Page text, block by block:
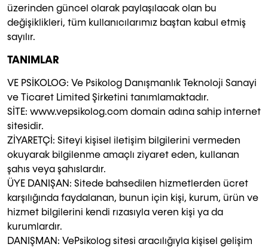
üzerinden güncel olarak paylaşılacak olan bu
değişiklikleri, tüm kullanıcılarımız baştan kabul etmiş
sayılır.
TANIMLAR
VE PSİKOLOG: Ve Psikolog Danışmanlık Teknoloji Sanayi
ve Ticaret Limited Şirketini tanımlamaktadır.
SİTE: www.vepsikolog.com domain adına sahip internet
sitesidir.
ZİYARETÇİ: Siteyi kişisel iletişim bilgilerini vermeden
okuyarak bilgilenme amaçlı ziyaret eden, kullanan
şahıs veya şahıslardır.
ÜYE DANIŞAN: Sitede bahsedilen hizmetlerden ücret
karşılığında faydalanan, bunun için kişi, kurum, ürün ve
hizmet bilgilerini kendi rızasıyla veren kişi ya da
kurumlardır.
DANIŞMAN: VePsikolog sitesi aracılığıyla kişisel gelişim